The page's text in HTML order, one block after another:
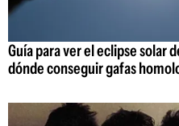
Guía para ver el eclipse solar
dónde conseguir gafas